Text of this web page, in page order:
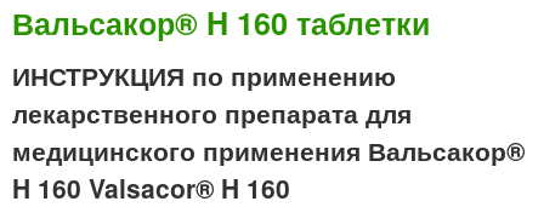
Вальсакор® H 160 таблетки
ИНСТРУКЦИЯ по применению
лекарственного препарата для
медицинского применения Вальсакор®
H 160 Valsacor® H 160